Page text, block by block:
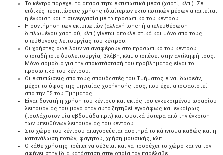
Το κέντρο παρέχει τα απαραίτητα εκτυπωτικά μέσα (χαρτί, κλπ.). Σε
ειδικές περιπτώσεις χρήσης ιδιαίτερων εκτυπωτικών μέσων απαιτείται
η έγκριση και η συνεργασία με το προσωπικό του κέντρου.
Η συντήρηση των εκτυπωτών (αλλαγή toner ή απελευθέρωση
διπλωμένου χαρτιού, κλπ.) γίνεται αποκλειστικά και μόνο από τους
υπεύθυνους λειτουργίας του κέντρου.
Οι χρήστες οφείλουν να αναφέρουν στο προσωπικό του κέντρου
οποιαδήποτε δυσλειτουργία, βλάβη, κλπ. υποπέσει στην αντίληψή τους.
Μόνο αρμόδιο για την αποκατάστασή του προβλήματος είναι το
προσωπικό του κέντρου.
Οι εκτυπώσεις από τους σπουδαστές του Τμήματος είναι δωρεάν,
μέχρι το ύψος της μηνιαίας χορήγησής τους, που έχει αποφασιστεί
από την ΓΣ του Τμήματος.
Είναι δυνατή η χρήση του κέντρου και εκτός του εγκεκριμένου ωραρίου
λειτουργίας του μόνο όταν αυτό ζητηθεί εγγράφως και εγκαίρως
(τουλάχιστον μία εβδομάδα πριν) και φυσικά ύστερα από την έγκριση
των υπευθύνων λειτουργίας του κέντρου.
Στο χώρο του κέντρου απαγορεύεται αυστηρά το κάπνισμα καθώς και η
κατανάλωση ποτών, φαγητού, χρήση μουσικής, κλπ.
O κάθε χρήστης πρέπει να σέβεται και να προσέχει το χώρο και να τον
αφήνει στην ίδια κατάσταση στην οποία τον παρέλαβε.